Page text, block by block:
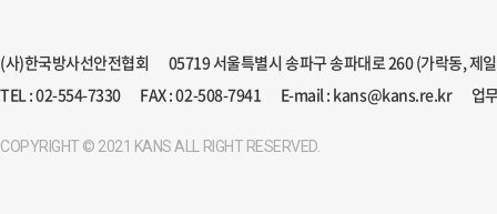
(사)한국방사선안전협회
05719 서울특별시 송파구 송파대로 260 (가락동, 제
TEL : 02-554-7330
FAX : 02-508-7941 E-mail : kans@kans.re.kr 업
COPYRIGHT © 2021 KANS ALL RIGHT RESERVED.